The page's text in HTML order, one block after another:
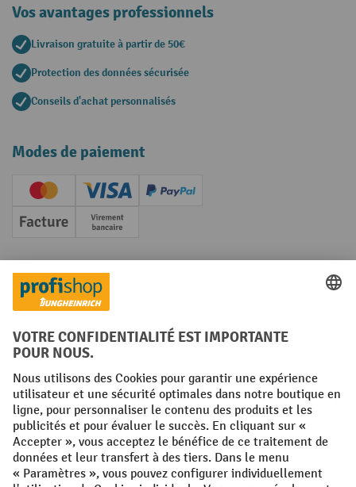
Vos avantages professionnels
Livraison gratuite à partir de 50€
Protection des données sécurisée
Conseils d'achat personnalisés
Modes de paiement
Creditcard (Master)Creditcard (Visa)
PayPal
Facture Paiement anticipé
Réseaux sociaux
Facebook
YouTube
LinkedInInstagram
Conditions générales Mentions légales
Protection des Données Politique de cookies
All prices excl. VAT plusshipping costsand possible delivery charges,
if not stated otherwise.